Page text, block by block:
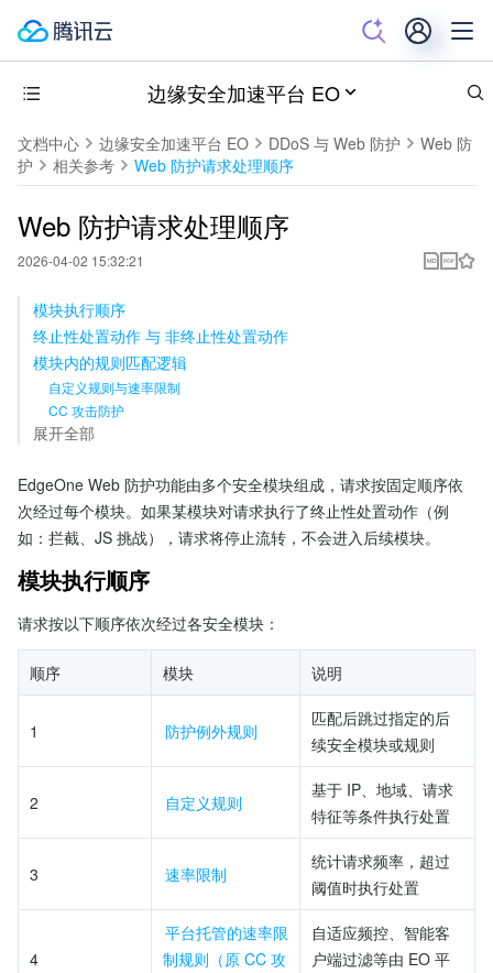
边缘安全加速平台 EO
文档中心 边缘安全加速平台 EO DDoS 与 Web 防护
Web 防
护
相关参考 Web 防护请求处理顺序
Web 防护请求处理顺序
2026-04-02 15:32:21
模块执行顺序
终止性处置动作 与 非终止性处置动作
模块内的规则匹配逻辑
自定义规则与速率限制
CC 攻击防护
展开全部
EdgeOne Web 防护功能由多个安全模块组成，请求按固定顺序依
次经过每个模块。如果某模块对请求执行了终止性处置动作（例
如：拦截、JS 挑战），请求将停止流转，不会进入后续模块。
模块执行顺序
请求按以下顺序依次经过各安全模块：
顺序 模块 说明
1 防护例外规则
匹配后跳过指定的后
续安全模块或规则
2 自定义规则
基于 IP、地域、请求
特征等条件执行处置
3 速率限制
统计请求频率，超过
阈值时执行处置
4
平台托管的速率限
制规则（原 CC 攻
自适应频控、智能客
户端过滤等由 EO 平